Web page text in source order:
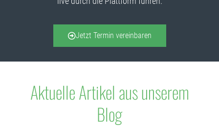
Jetzt Termin vereinbaren
Aktuelle Artikel aus unserem
Blog